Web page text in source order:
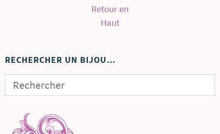
Retour en
Haut
RECHERCHER UN BIJOU…